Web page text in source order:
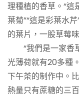
理種植的香草。“這
葉菊”“這是彩葉水
的葉片，一股草莓
“我們是一家香草
光薄荷就有20多種
下午茶的制作中。
熱量只有蔗糖的三